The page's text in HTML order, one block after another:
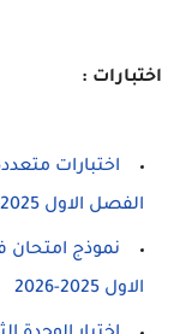
اختبارات :
اختبارات
الفصل الاول 2025-2026
نموذج
الاول 2025-2026